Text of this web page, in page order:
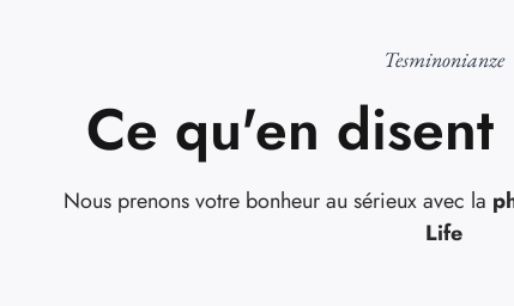
Tesminonianze
Ce qu'en disent
Nous prenons votre bonheur au sérieux avec la
Life